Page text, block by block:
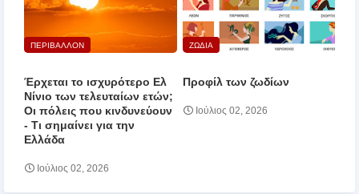
ΠΕΡΙΒΑΛΛΟΝ
Έρχεται το ισχυρότερο Ελ
Νίνιο των τελευταίων ετών;
Οι πόλεις που κινδυνεύουν
‑ Τι σημαίνει για την
Ελλάδα
Ιούλιος 02, 2026
ΖΩΔΙΑ
Προφίλ των ζωδίων
Ιούλιος 02, 2026